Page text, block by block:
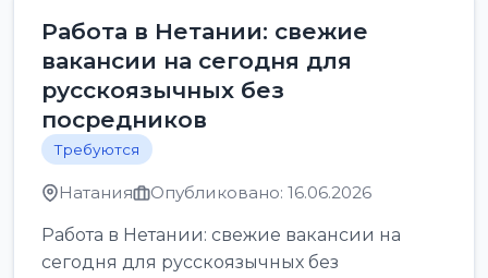
Работа в Нетании: свежие
вакансии на сегодня для
русскоязычных без
посредников
Требуются
Натания Опубликовано: 16.06.2026
Работа в Нетании: свежие вакансии на
сегодня для русскоязычных без